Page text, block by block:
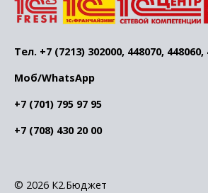
Тел. +7 (7213) 302000, 448070, 448060,
Моб/WhatsApp
+7 (701) 795 97 95
+7 (708) 430 20 00
© 2026 К2.Бюджет